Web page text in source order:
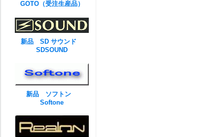
GOTO（受注生産品）
新品 SD サウンド
SDSOUND
新品 ソフトン
Softone